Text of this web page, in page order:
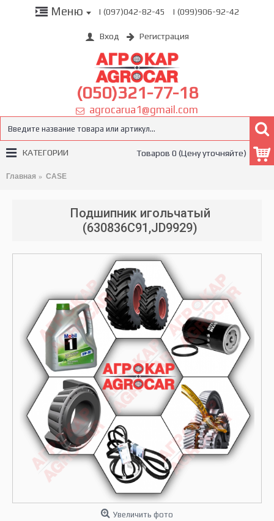
Меню | (097)042-82-45 | (099)906-92-42
Вход Регистрация
(050)321-77-18
agrocarua1@gmail.com
Товаров 0 (Цену уточняйте)
КАТЕГОРИИ
Главная CASE
Подшипник игольчатый
(630836C91,JD9929)
Увеличить фото